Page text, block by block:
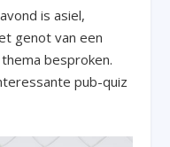
is asiel,
genot van een
besproken.
pub-quiz